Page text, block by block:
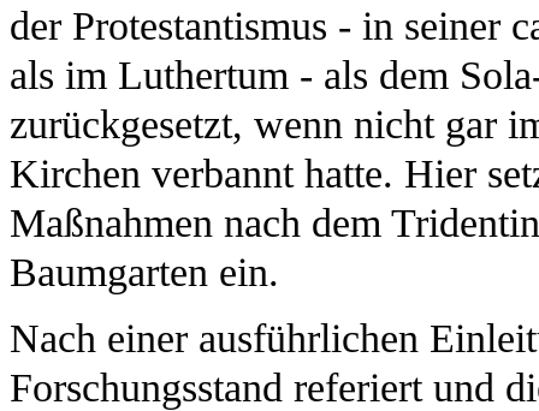
der Protestantismus - in seiner
als im Luthertum - als dem
zurückgesetzt, wenn nicht gar
Kirchen verbannt hatte. Hier
Maßnahmen nach dem
Baumgarten ein.
Nach einer ausführlichen
Forschungsstand referiert und